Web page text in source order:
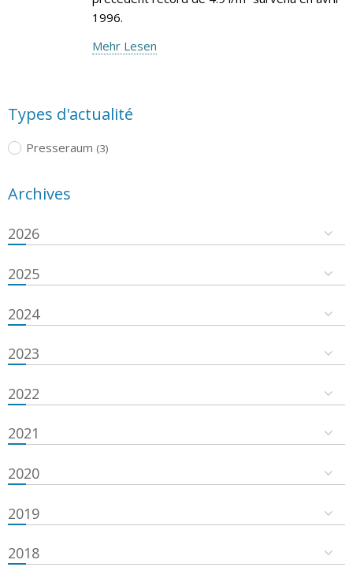
1996.
Mehr Lesen
Types d'actualité
Presseraum (3)
Archives
2026
2025
2024
2023
2022
2021
2020
2019
2018